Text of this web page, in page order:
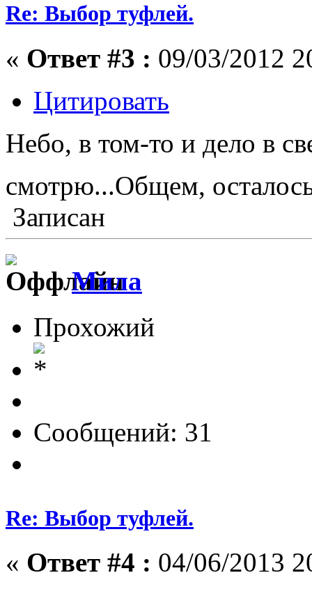
Re: Выбор туфлей.
« Ответ #3 : 09/03/2012
Цитировать
Небо, в том-то и дело в
смотрю...Общем,
Записан
Мила
Прохожий
Сообщений: 31
Re: Выбор туфлей.
« Ответ #4 : 04/06/2013